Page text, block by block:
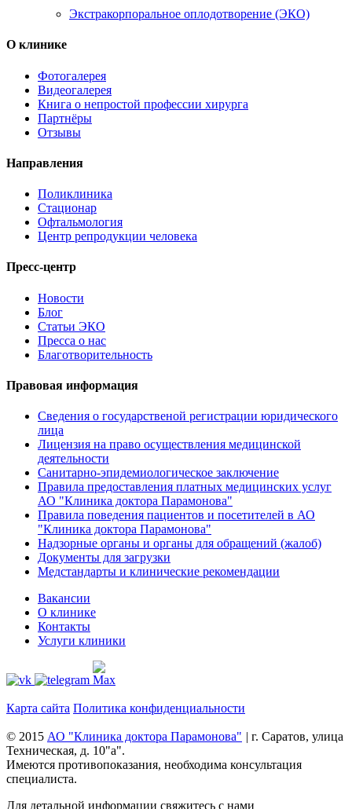
Экстракорпоральное оплодотворение (ЭКО)
О клинике
Фотогалерея
Видеогалерея
Книга о непростой профессии хирурга
Партнёры
Отзывы
Направления
Поликлиника
Стационар
Офтальмология
Центр репродукции человека
Пресс-центр
Новости
Блог
Статьи ЭКО
Пресса о нас
Благотворительность
Правовая информация
Сведения о государственой регистрации юридического
лица
Лицензия на право осуществления медицинской
деятельности
Санитарно-эпидемиологическое заключение
Правила предоставления платных медицинских услуг
АО "Клиника доктора Парамонова"
Правила поведения пациентов и посетителей в АО
"Клиника доктора Парамонова"
Надзорные органы и органы для обращений (жалоб)
Документы для загрузки
Медстандарты и клинические рекомендации
Вакансии
О клинике
Контакты
Услуги клиники
Карта сайта Политика конфиденциальности
© 2015 АО "Клиника доктора Парамонова" | г. Саратов, улица
Техническая, д. 10"а".
Имеются противопоказания, необходима консультация
специалиста.
Для детальной информации свяжитесь с нами